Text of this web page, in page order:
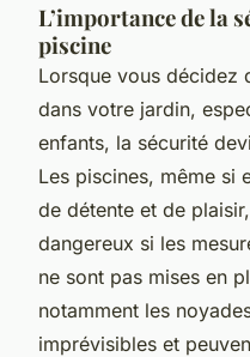
L’importance de la
piscine
Lorsque vous décidez
dans votre jardin,
enfants, la sécurité
Les piscines, même si
de détente et de
dangereux si les
ne sont pas mises en
notamment les
imprévisibles et